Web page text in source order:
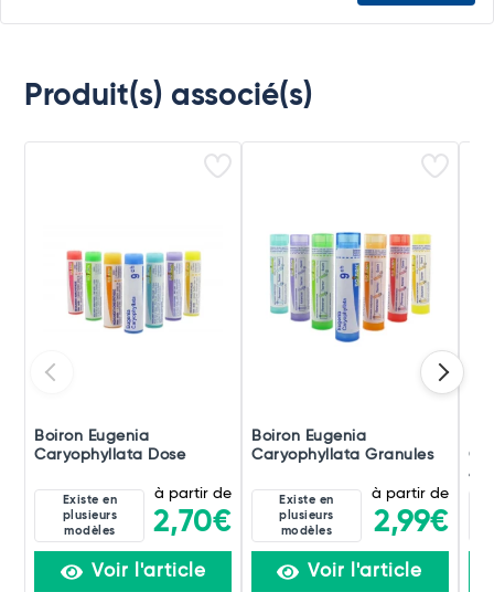
Produit(s) associé(s)
Boiron Eugenia
Caryophyllata Dose
Existe en
plusieurs
modèles
à partir de
2,70€
Voir l'article
Boiron Eugenia
Caryophyllata Granules
Existe en
plusieurs
modèles
à partir de
2,99€
Voir l'article